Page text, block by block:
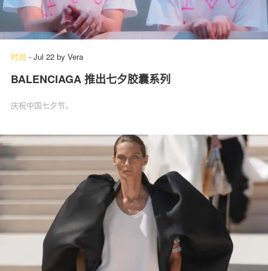
时尚 - Jul 22 by Vera
BALENCIAGA 推出七夕胶囊系列
庆祝中国七夕节。